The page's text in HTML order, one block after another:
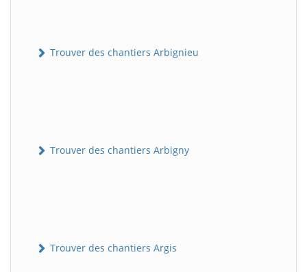
Trouver des chantiers Arbignieu
Trouver des chantiers Arbigny
Trouver des chantiers Argis